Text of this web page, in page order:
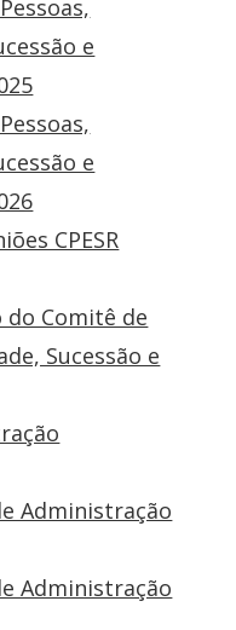
e
e
CPESR
Comitê de
Sucessão e
Administração
Administração